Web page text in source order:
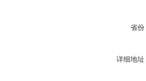
省份
详细地址